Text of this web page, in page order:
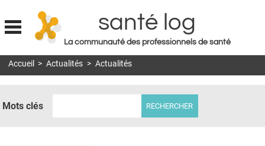
Jump to navigation
santé log
La communauté des professionnels de santé
MON COMPTE
Accueil > Actualités > Actualités
Mots clés